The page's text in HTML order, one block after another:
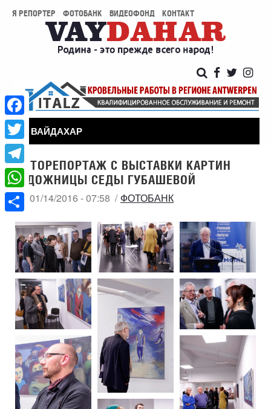
Я РЕПОРТЕР ФОТОБАНК ВИДЕОФОНД КОНТАКТ
ВАЙДАХАР
ФОТОРЕПОРТАЖ С ВЫСТАВКИ КАРТИН
ХУДОЖНИЦЫ СЕДЫ ГУБАШЕВОЙ
ЧТ, 01/14/2016 - 07:58 ФОТОБАНК
Facebook
Twitter
Telegram
WhatsApp
Share